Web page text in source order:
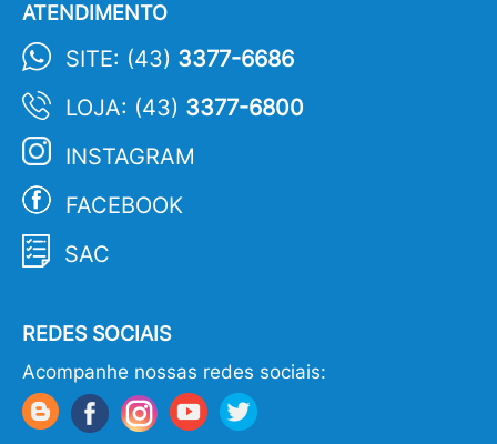
ATENDIMENTO
SITE: (43) 3377-6686
LOJA: (43) 3377-6800
INSTAGRAM
FACEBOOK
SAC
REDES SOCIAIS
Acompanhe nossas redes sociais: